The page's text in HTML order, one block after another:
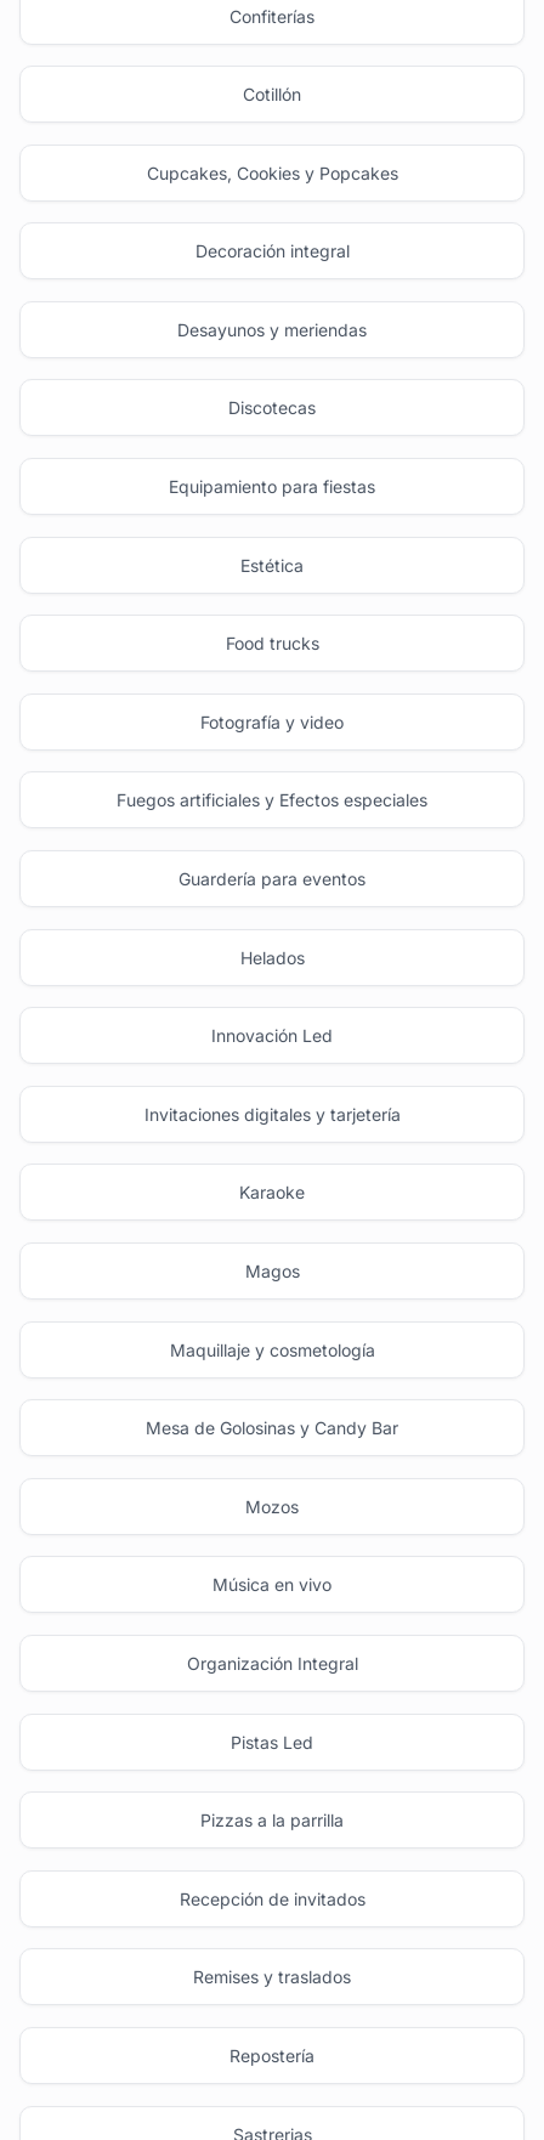
Confiterías
Cotillón
Cupcakes, Cookies y Popcakes
Decoración integral
Desayunos y meriendas
Discotecas
Equipamiento para fiestas
Estética
Food trucks
Fotografía y video
Fuegos artificiales y Efectos especiales
Guardería para eventos
Helados
Innovación Led
Invitaciones digitales y tarjetería
Karaoke
Magos
Maquillaje y cosmetología
Mesa de Golosinas y Candy Bar
Mozos
Música en vivo
Organización Integral
Pistas Led
Pizzas a la parrilla
Recepción de invitados
Remises y traslados
Repostería
Sastrerias